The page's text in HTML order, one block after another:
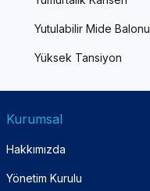
Yutulabilir Mide Balonu
Yüksek Tansiyon
Kurumsal
Hakkımızda
Yönetim Kurulu